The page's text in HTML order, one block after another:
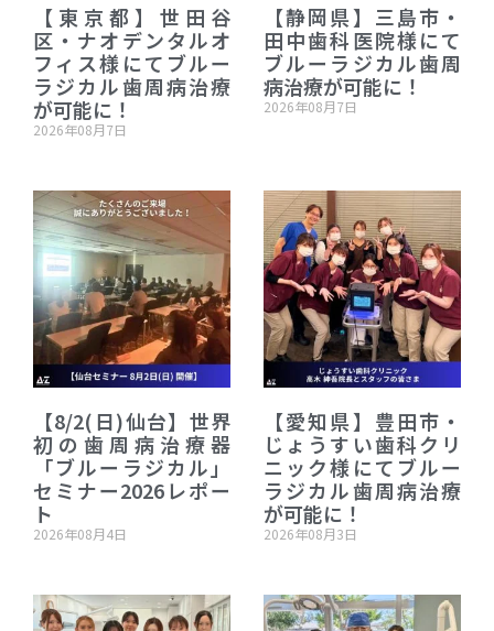
【東京都】世田谷
区・ナオデンタルオ
フィス様にてブルー
ラジカル歯周病治療
が可能に！
2026年08月7日
【静岡県】三島市・
田中歯科医院様にて
ブルーラジカル歯周
病治療が可能に！
2026年08月7日
【8/2(日)仙台】世界
初の歯周病治療器
「ブルーラジカル」
セミナー2026レポー
ト
2026年08月4日
【愛知県】豊田市・
じょうすい歯科クリ
ニック様にてブルー
ラジカル歯周病治療
が可能に！
2026年08月3日